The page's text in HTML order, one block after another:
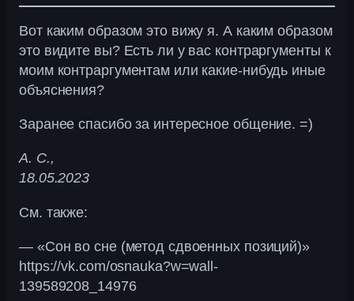
Вот каким образом это вижу я. А каким образом
это видите вы? Есть ли у вас контраргументы к
моим контраргументам или какие-нибудь иные
объяснения?
Заранее спасибо за интересное общение. =)
А. С.,
18.05.2023
См. также:
— «Сон во сне (метод сдвоенных позиций)»
https://vk.com/osnauka?w=wall-
139589208_14976